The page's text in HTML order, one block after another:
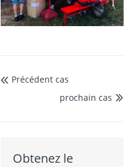
 Précédent cas

prochain cas
Obtenez le